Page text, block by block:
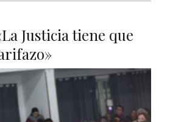
Justicia tiene que